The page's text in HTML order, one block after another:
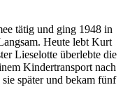
tätig und ging 1948 in
Heute lebt Kurt
Lieselotte überlebte die
Kindertransport nach
später und bekam fünf